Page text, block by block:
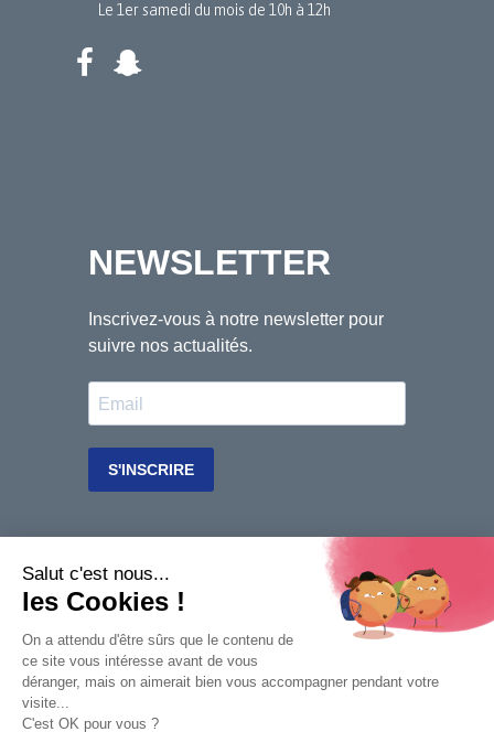
Le 1er samedi du mois de 10h à 12h